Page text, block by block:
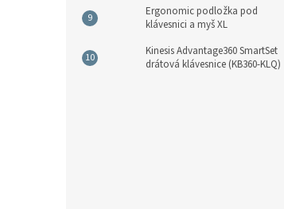
Ergonomic podložka pod
klávesnici a myš XL
Kinesis Advantage360 SmartSet
drátová klávesnice (KB360-KLQ)